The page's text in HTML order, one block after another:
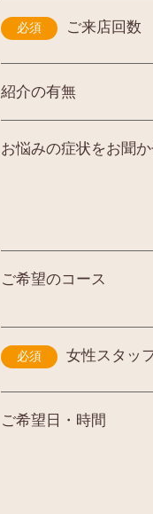
必須 ご来店回数
紹介の有無
お悩みの症状をお聞
ご希望のコース
必須 女性スタッ
ご希望日・時間